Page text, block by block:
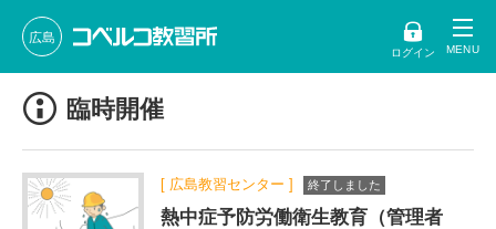
広島
ログイン
臨時開催
[ 広島教習センター ] 終了しました
熱中症予防労働衛生教育（管理者